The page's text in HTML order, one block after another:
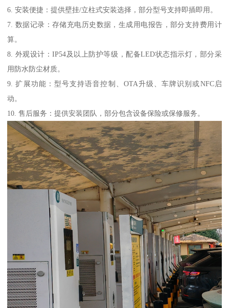
6. 安装便捷：提供壁挂/立柱式安装选择，部分型号支持即插即用。
7. 数据记录：存储充电历史数据，生成用电报告，部分支持费用计
算。
8. 外观设计：IP54及以上防护等级，配备LED状态指示灯，部分采
用防水防尘材质。
9. 扩展功能：型号支持语音控制、OTA升级、车牌识别或NFC启
动。
10. 售后服务：提供安装团队，部分包含设备保险或保修服务。